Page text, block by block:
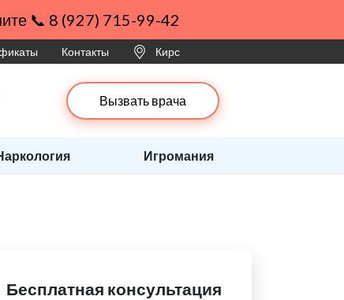
📞 8 (927) 715-99-42
Контакты Кирс
Вызвать врача
Игромания
Бесплатная консультация